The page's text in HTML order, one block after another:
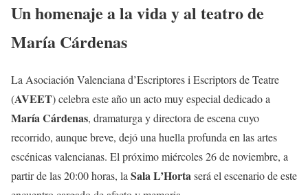
Un homenaje a la vida y al teatro de
María Cárdenas
La Asociación Valenciana d’Escriptores i Escriptors de Teatre
(AVEET) celebra este año un acto muy especial dedicado a
María Cárdenas, dramaturga y directora de escena cuyo
recorrido, aunque breve, dejó una huella profunda en las artes
escénicas valencianas. El próximo miércoles 26 de noviembre, a
partir de las 20:00 horas, laSala L’Hortaserá el escenario de este